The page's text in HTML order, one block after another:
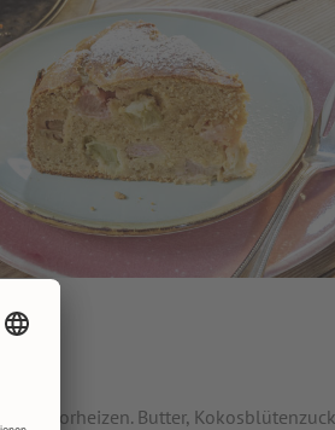
vorheizen. Butter,